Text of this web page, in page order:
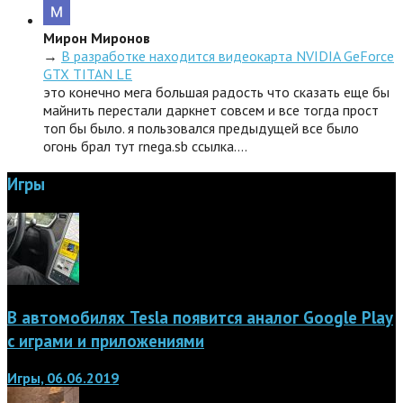
Мирон Миронов
→ В разработке находится видеокарта NVIDIA GeForce
GTX TITAN LE
это конечно мега большая радость что сказать еще бы
майнить перестали даркнет совсем и все тогда прост
топ бы было. я пользовался предыдущей все было
огонь брал тут rnega.sb ссылка.…
Игры
В автомобилях Tesla появится аналог Google Play
с играми и приложениями
Игры, 06.06.2019